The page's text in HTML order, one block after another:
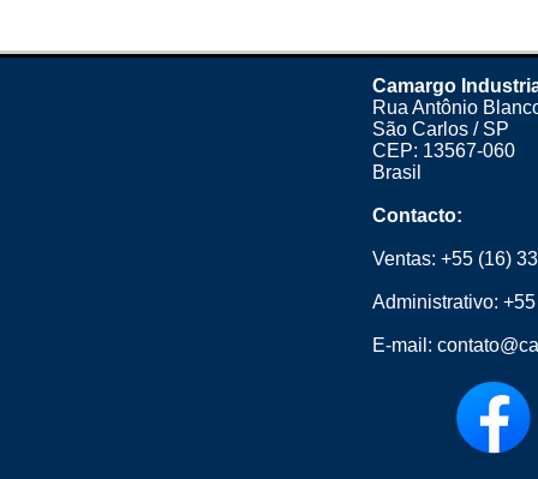
Camargo
Rua Antônio
São Carlos / SP
CEP: 13567-060
Brasil
Contacto:
Ventas: +55 (16)
Administrativo:
E-mail: